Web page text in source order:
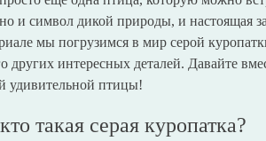
и символ дикой природы, и настоящая
мы погрузимся в мир серой
интересных деталей. Давайте
удивительной птицы!
такая серая куропатка?